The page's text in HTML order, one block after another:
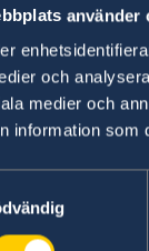
använder
och
medier och
information som
i
våning 15
Road